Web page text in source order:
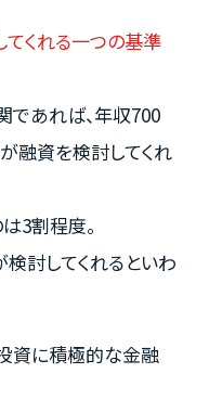
くれる一つの基準
あれば、年収700
融資を検討してくれ
3割程度。
検討してくれるといわ
資に積極的な金融